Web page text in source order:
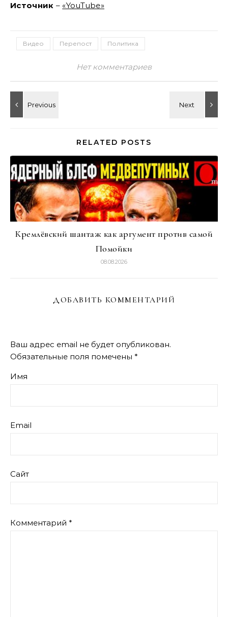
Источник – «YouTube»
Видео Перепост Политика
Нет комментариев
RELATED POSTS
Кремлёвский шантаж как аргумент против самой
Помойки
08.08.2026
ДОБАВИТЬ КОММЕНТАРИЙ
Ваш адрес email не будет опубликован.
Обязательные поля помечены *
Имя
Email
Сайт
Комментарий *